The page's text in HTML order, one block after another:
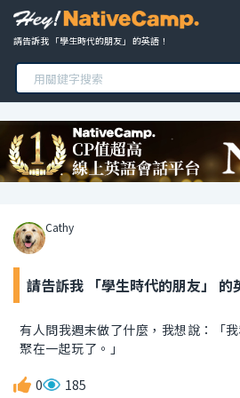
請告訴我 「學生時代的朋友」 的英語！
Cathy
請告訴我 「學生時代的朋友」 的
有人問我週末做了什麼，我想說：「
聚在一起玩了。」
0 185